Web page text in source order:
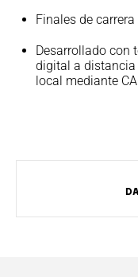
Finales de
Desarrollado con
digital a distancia
local mediante